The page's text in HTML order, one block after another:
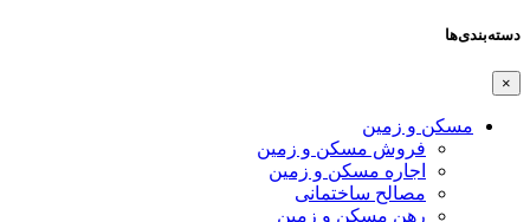
دسته‌بندی‌ها
×
مسکن و زمین
فروش مسکن و زمین
اجاره مسکن و زمین
مصالح ساختمانی
رهن مسکن و زمین